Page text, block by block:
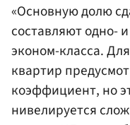
«Основную долю
составляют одно-
эконом-класса.
квартир
коэффициент, но
нивелируется